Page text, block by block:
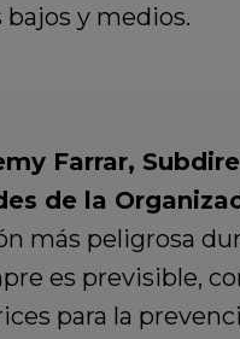
y medios.
Farrar,
de la
más peligrosa
es previsible,
para la